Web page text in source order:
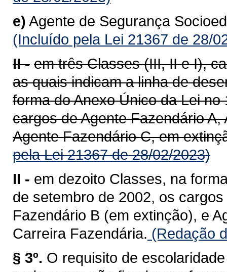
e) Agente de Segurança
(Incluído pela Lei 21367 de 28/
II - em três Classes (III, II e I),
as quais indicam a linha de
forma do Anexo Único da Lei
cargos de Agente Fazendário
Agente Fazendário C, em
pela Lei 21367 de 28/02/2023)
II - em dezoito Classes, na
de setembro de 2002, os
Fazendário B (em extinção), e
Carreira Fazendária. (Redação
§ 3º. O requisito de